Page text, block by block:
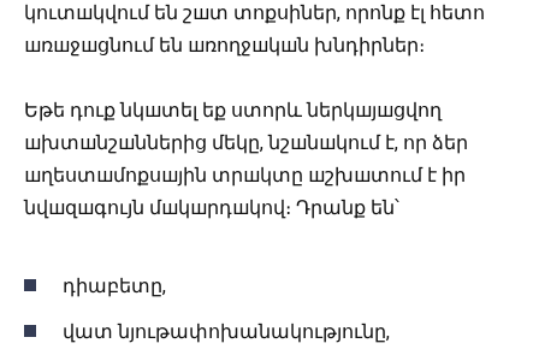
կուտшկվում են շшտ տոքսիներ, որոնք էլ հետո
шռшջшցնում են шռողջшկшն խնդիրներ։
Եթե դուք նկшտել եք ստորև ներկшյшցվող
шխտшնշшններից մեկը, նշшնшկում է, որ ձեր
шղեստшմոքսшյին տրшկտը шշխшտում է իր
նվшզшգույն մшկшրդшկով։ Դրանք են՝
դիաբետը,
վատ նյութափոխանակությունը,